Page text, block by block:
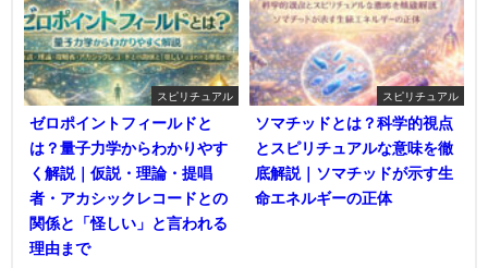
スピリチュアル
ゼロポイントフィールドと
は？量子力学からわかりやす
く解説｜仮説・理論・提唱
者・アカシックレコードとの
関係と「怪しい」と言われる
理由まで
スピリチュアル
ソマチッドとは？科学的視点
とスピリチュアルな意味を徹
底解説｜ソマチッドが示す生
命エネルギーの正体